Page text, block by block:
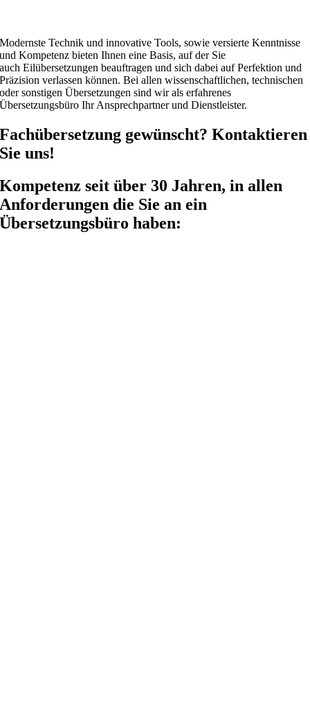
Modernste Technik und innovative Tools, sowie versierte Kenntnisse
und Kompetenz bieten Ihnen eine Basis, auf der Sie
auch Eilübersetzungen beauftragen und sich dabei auf Perfektion und
Präzision verlassen können. Bei allen wissenschaftlichen, technischen
oder sonstigen Übersetzungen sind wir als erfahrenes
Übersetzungsbüro Ihr Ansprechpartner und Dienstleister.
Fachübersetzung gewünscht? Kontaktieren
Sie uns!
Kompetenz seit über 30 Jahren, in allen
Anforderungen die Sie an ein
Übersetzungsbüro haben: